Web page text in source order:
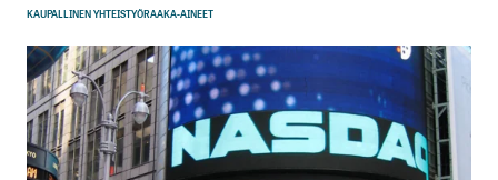
KAUPALLINEN YHTEISTYÖRAAKA-AINEET